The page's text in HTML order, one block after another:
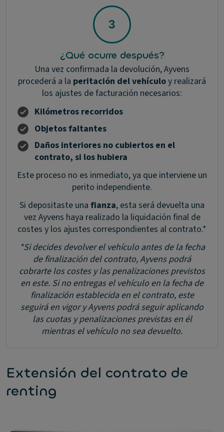
¿Qué ocurre después?
Una vez confirmada la devolución, Ayvens
procederá a la peritación del vehículoy realizará
los ajustes de facturación necesarios:
Kilómetros recorridos
Objetos faltantes
Daños interiores no cubiertos en el
contrato, si los hubiera
Este proceso no es inmediato, ya que interviene un
perito independiente.
Si depositaste una fianza, esta será devuelta una
vez Ayvens haya realizado la liquidación final de
costes y los ajustes correspondientes al contrato.*
*Si decides devolver el vehículo antes de la fecha
de finalización del contrato, Ayvens podrá
cobrarte los costes y las penalizaciones previstos
en este. Si no entregas el vehículo en la fecha de
finalización establecida en el contrato, este
seguirá en vigor y Ayvens podrá seguir aplicando
las cuotas y penalizaciones previstas en él
mientras el vehículo no sea devuelto.
Extensión del contrato de
renting